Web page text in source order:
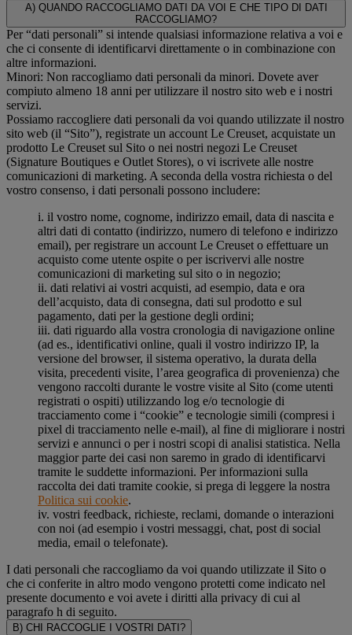
A) QUANDO RACCOGLIAMO DATI DA VOI E CHE TIPO DI DATI
RACCOGLIAMO?
Per “dati personali” si intende qualsiasi informazione relativa a voi e
che ci consente di identificarvi direttamente o in combinazione con
altre informazioni.
Minori: Non raccogliamo dati personali da minori. Dovete aver
compiuto almeno 18 anni per utilizzare il nostro sito web e i nostri
servizi.
Possiamo raccogliere dati personali da voi quando utilizzate il nostro
sito web (il “Sito”), registrate un account Le Creuset, acquistate un
prodotto Le Creuset sul Sito o nei nostri negozi Le Creuset
(Signature Boutiques e Outlet Stores), o vi iscrivete alle nostre
comunicazioni di marketing. A seconda della vostra richiesta o del
vostro consenso, i dati personali possono includere:
i. il vostro nome, cognome, indirizzo email, data di nascita e
altri dati di contatto (indirizzo, numero di telefono e indirizzo
email), per registrare un account Le Creuset o effettuare un
acquisto come utente ospite o per iscrivervi alle nostre
comunicazioni di marketing sul sito o in negozio;
ii. dati relativi ai vostri acquisti, ad esempio, data e ora
dell’acquisto, data di consegna, dati sul prodotto e sul
pagamento, dati per la gestione degli ordini;
iii. dati riguardo alla vostra cronologia di navigazione online
(ad es., identificativi online, quali il vostro indirizzo IP, la
versione del browser, il sistema operativo, la durata della
visita, precedenti visite, l’area geografica di provenienza) che
vengono raccolti durante le vostre visite al Sito (come utenti
registrati o ospiti) utilizzando log e/o tecnologie di
tracciamento come i “cookie” e tecnologie simili (compresi i
pixel di tracciamento nelle e-mail), al fine di migliorare i nostri
servizi e annunci o per i nostri scopi di analisi statistica. Nella
maggior parte dei casi non saremo in grado di identificarvi
tramite le suddette informazioni. Per informazioni sulla
raccolta dei dati tramite cookie, si prega di leggere la nostra
Politica sui cookie.
iv. vostri feedback, richieste, reclami, domande o interazioni
con noi (ad esempio i vostri messaggi, chat, post di social
media, email o telefonate).
I dati personali che raccogliamo da voi quando utilizzate il Sito o
che ci conferite in altro modo vengono protetti come indicato nel
presente documento e voi avete i diritti alla privacy di cui al
paragrafo h di seguito.
B) CHI RACCOGLIE I VOSTRI DATI?